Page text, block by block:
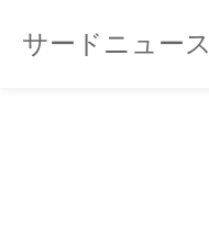
サードニュース